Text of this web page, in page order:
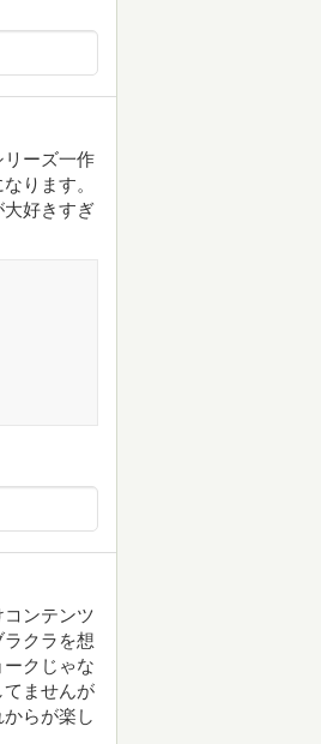
ーズ一作
ります。
好きすぎ
ンテンツ
クラを想
クじゃな
てませんが
らが楽し